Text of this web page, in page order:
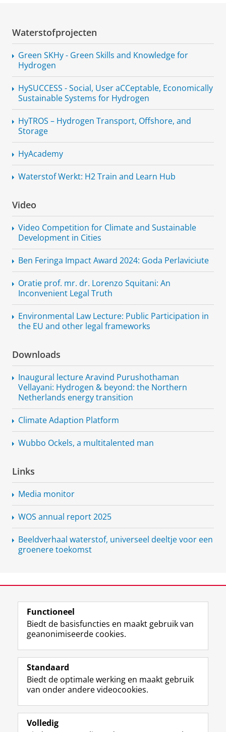
Waterstofprojecten
Green SKHy - Green Skills and Knowledge for
Hydrogen
HySUCCESS - Social, User aCCeptable, Economically
Sustainable Systems for Hydrogen
HyTROS – Hydrogen Transport, Offshore, and
Storage
HyAcademy
Waterstof Werkt: H2 Train and Learn Hub
Video
Video Competition for Climate and Sustainable
Development in Cities
Ben Feringa Impact Award 2024: Goda Perlaviciute
Oratie prof. mr. dr. Lorenzo Squitani: An
Inconvenient Legal Truth
Environmental Law Lecture: Public Participation in
the EU and other legal frameworks
Downloads
Inaugural lecture Aravind Purushothaman
Vellayani: Hydrogen & beyond: the Northern
Netherlands energy transition
Climate Adaption Platform
Wubbo Ockels, a multitalented man
Links
Media monitor
WOS annual report 2025
Beeldverhaal waterstof, universeel deeltje voor een
groenere toekomst
View this page in:English
Volg ons op
L
i
k
e
I
Y
o
T
e
Studiekiezers
Alumni
Functioneel
Biedt de basisfuncties en maakt gebruik van
geanonimiseerde cookies.
Standaard
Biedt de optimale werking en maakt gebruik
van onder andere videocookies.
Volledig